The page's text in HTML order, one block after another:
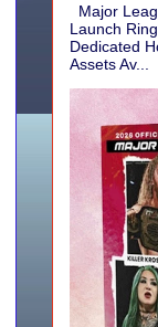
Major
Launch
Dedicated
Assets Av...